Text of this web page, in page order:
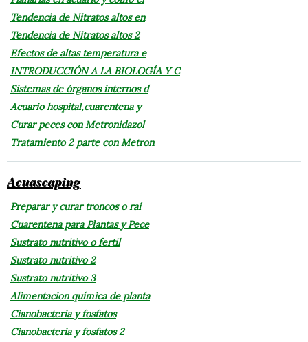
Tendencia de Nitratos altos en
Tendencia de Nitratos altos 2
Efectos de altas temperatura e
INTRODUCCIÓN A LA BIOLOGÍA Y C
Sistemas de órganos internos d
Acuario hospital,cuarentena y
Curar peces con Metronidazol
Tratamiento 2 parte con Metron
Acuascaping
Preparar y curar troncos o raí
Cuarentena para Plantas y Pece
Sustrato nutritivo o fertil
Sustrato nutritivo 2
Sustrato nutritivo 3
Alimentacion química de planta
Cianobacteria y fosfatos
Cianobacteria y fosfatos 2